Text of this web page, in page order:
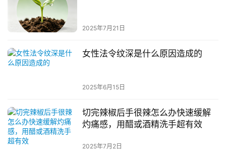
2025年7月21日
女性法令纹深是什么原因造成的
2025年6月15日
切完辣椒后手很辣怎么办快速缓解
灼痛感，用醋或酒精洗手超有效
2025年7月2日